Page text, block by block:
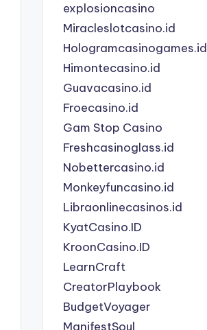
explosioncasino
Miracleslotcasino.id
Hologramcasinogames.id
Himontecasino.id
Guavacasino.id
Froecasino.id
Gam Stop Casino
Freshcasinoglass.id
Nobettercasino.id
Monkeyfuncasino.id
Libraonlinecasinos.id
KyatCasino.ID
KroonCasino.ID
LearnCraft
CreatorPlaybook
BudgetVoyager
ManifestSoul